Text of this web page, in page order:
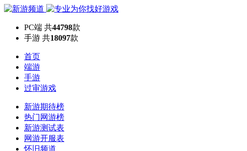
PC端 共44798款
手游 共18097款
首页
端游
手游
过审游戏
新游期待榜
热门网游榜
新游测试表
网游开服表
怀旧频道